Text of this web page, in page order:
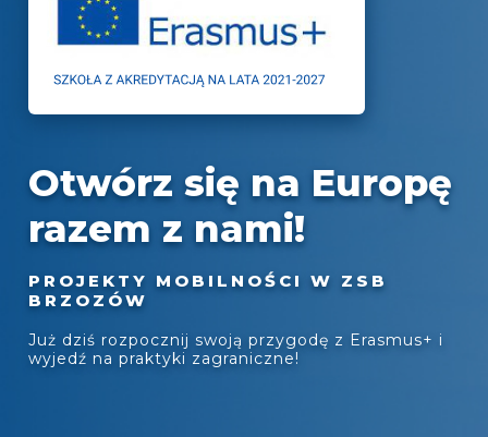
Otwórz się na Europę
razem z nami!
PROJEKTY MOBILNOŚCI W ZSB
BRZOZÓW
Już dziś rozpocznij swoją przygodę z Erasmus+ i
wyjedź na praktyki zagraniczne!